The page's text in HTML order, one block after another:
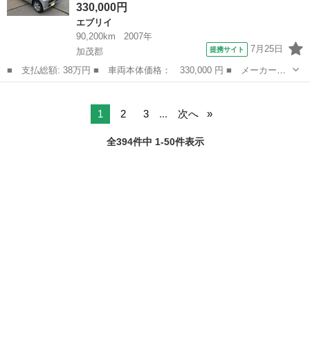
330,000円
エブリイ
90,200km
2007年
加茂郡
提携サイト 7月25日
■ 支払総額: 38万円 ■ 車両本体価格： 330,000 円 ■ メーカー
名： スズキ ■ 車種名： エブリイワゴン ■ グレード名： Ｊ
1 2 3 ... 次へ
全394件中 1-50件表示